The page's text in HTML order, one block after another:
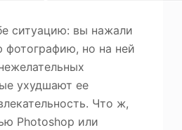
ситуацию: вы нажали
но на ней
ухудшают ее
Что ж,
Photoshop или